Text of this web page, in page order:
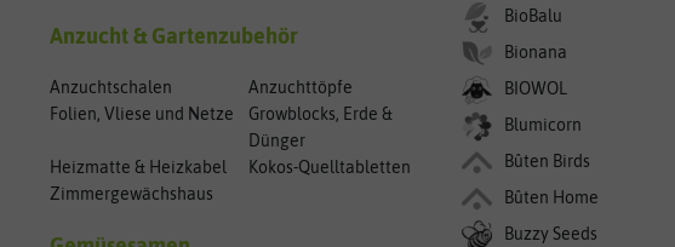
Anzucht & Gartenzubehör
Anzuchtschalen
Anzuchttöpfe
Folien, Vliese und Netze
Growblocks, Erde &
Dünger
Heizmatte & Heizkabel
Kokos-Quelltabletten
Zimmergewächshaus
BioBalu
Bionana
BIOWOL
Blumicorn
Bûten Birds
Bûten Home
Buzzy Seeds